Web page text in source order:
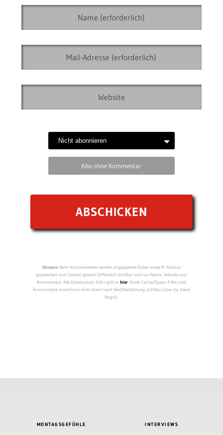
Abo ohne Kommentar
Hinweis:Beim Kommentieren werden angegebene Daten sowie IP-Adresse
gespeichert und Cookies gesetzt (öffentlich sichtbar sind nur Name, Website und
Kommentar). Alle Datenschutz-Infos gibt eshier. Dank Cache/Spam-Filter sind
Kommentare manchmal nicht direkt nach Veröffentlichung sichtbar (aber da, keine
Angst).
MONTAGSGEFÜHLE INTERVIEWS